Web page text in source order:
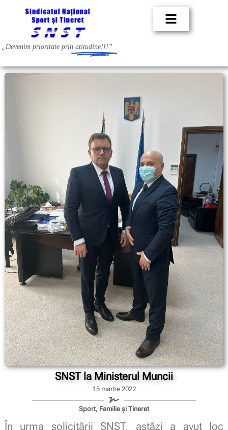
„Devenim prioritate prin atitudine!!!”
SNST la Ministerul Muncii
15 martie 2022
Sport, Familie și Tineret
În urma solicitării SNST, astăzi a avut loc